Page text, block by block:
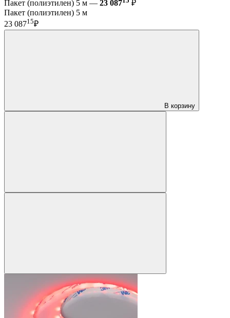
Пакет (полиэтилен) 5 м — 23 087
₽
Пакет (полиэтилен) 5 м
23 08715₽
В корзину